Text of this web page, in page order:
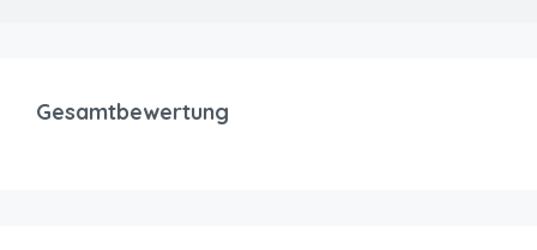
Gesamtbewertung